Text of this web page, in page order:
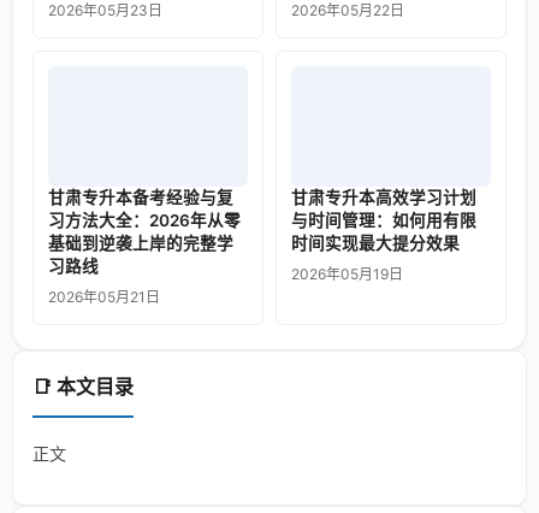
📑 本文目录
正文
2026年05月23日 2026年05月22日
甘肃专升本备考经验与复
习方法大全：2026年从零
基础到逆袭上岸的完整学
习路线
2026年05月21日
甘肃专升本高效学习计划
与时间管理：如何用有限
时间实现最大提分效果
2026年05月19日